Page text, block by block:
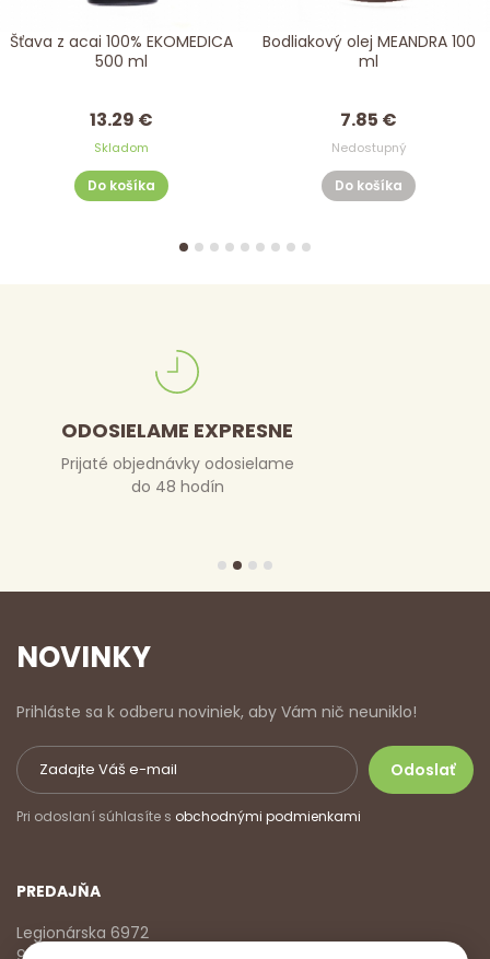
Šťava z acai 100% EKOMEDICA
500 ml
13.29 €
Skladom
Do košíka
Bodliakový olej MEANDRA 100
ml
7.85 €
Nedostupný
Do košíka
DORUČENIE ZDARMA
Pri nákupe nad 50 €
je poštovné zdarma
NOVINKY
Prihláste sa k odberu noviniek, aby Vám nič neuniklo!
Pri odoslaní súhlasíte s obchodnými podmienkami
PREDAJŇA
Legionárska 6972